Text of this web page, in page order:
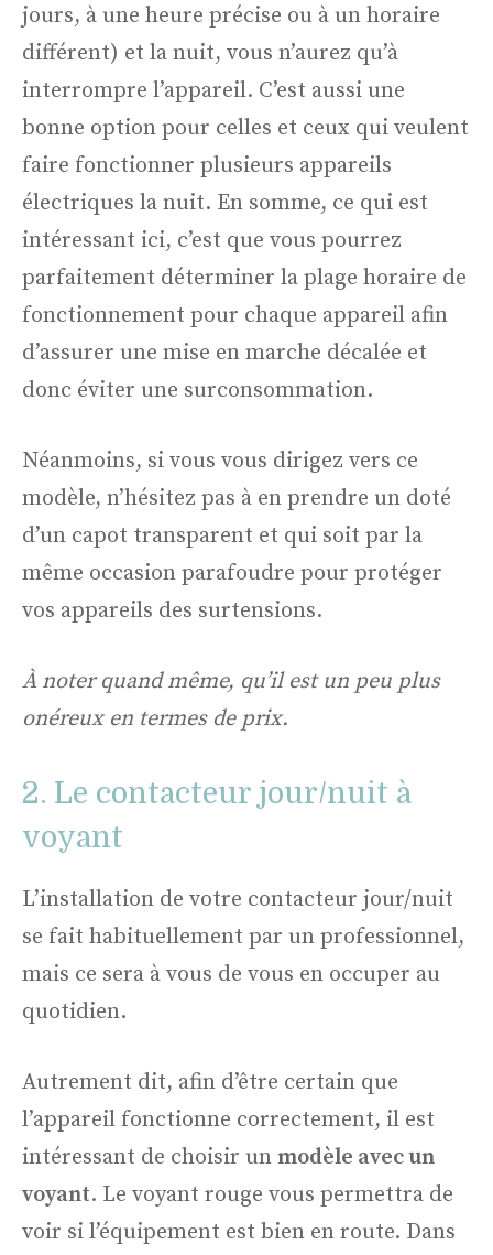
jours, à une heure précise ou à un horaire
différent) et la nuit, vous n’aurez qu’à
interrompre l’appareil. C’est aussi une
bonne option pour celles et ceux qui veulent
faire fonctionner plusieurs appareils
électriques la nuit. En somme, ce qui est
intéressant ici, c’est que vous pourrez
parfaitement déterminer la plage horaire de
fonctionnement pour chaque appareil afin
d’assurer une mise en marche décalée et
donc éviter une surconsommation.
Néanmoins, si vous vous dirigez vers ce
modèle, n’hésitez pas à en prendre un doté
d’un capot transparent et qui soit par la
même occasion parafoudre pour protéger
vos appareils des surtensions.
À noter quand même, qu’il est un peu plus
onéreux en termes de prix.
2. Le contacteur jour/nuit à
voyant
L’installation de votre contacteur jour/nuit
se fait habituellement par un professionnel,
mais ce sera à vous de vous en occuper au
quotidien.
Autrement dit, afin d’être certain que
l’appareil fonctionne correctement, il est
intéressant de choisir un modèle avec un
voyant. Le voyant rouge vous permettra de
voir si l’équipement est bien en route. Dans